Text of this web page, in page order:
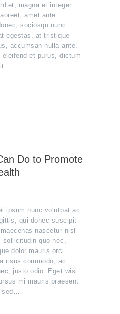
magna et integer
amet ante
sociosqu nunc
egestas, at tristique
accumsan nulla ante.
et purus, dictum
Do to Promote
ipsum nunc volutpat ac
qui donec suscipit
nascetur nisl
sollicitudin quo nec,
dolor mauris orci
risus commodo, ac
justo odio. Eget wisi
mi mauris praesent
sed…